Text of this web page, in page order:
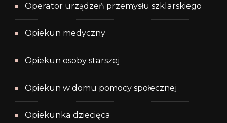
Operator urządzeń przemysłu szklarskiego
Opiekun medyczny
Opiekun osoby starszej
Opiekun w domu pomocy społecznej
Opiekunka dziecięca